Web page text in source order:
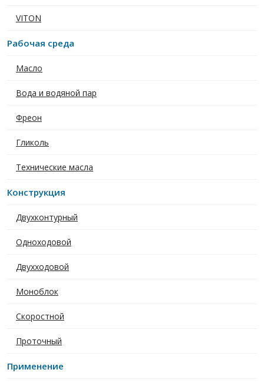
VITON
Рабочая среда
Масло
Вода и водяной пар
Фреон
Гликоль
Технические масла
Конструкция
Двухконтурный
Одноходовой
Двухходовой
Моноблок
Скоростной
Проточный
Применение